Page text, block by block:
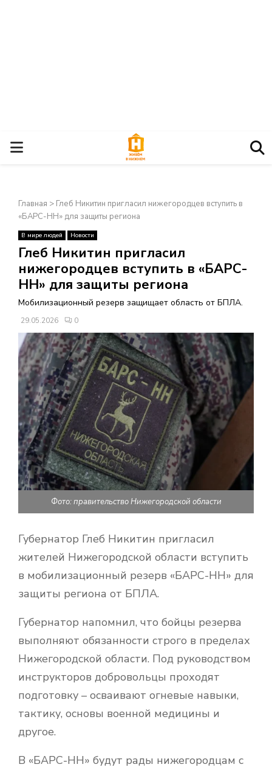
О
Н
О
В
Н
О
Е
М
Е
Н
Ю
Главная > Глеб Никитин пригласил нижегородцев вступить в
«БАРС-НН» для защиты региона
В мире людей Новости
Глеб Никитин пригласил
нижегородцев вступить в «БАРС-
НН» для защиты региона
Мобилизационный резерв защищает область от БПЛА.
29.05.2026 0
Фото: правительство Нижегородской области
Губернатор Глеб Никитин пригласил
жителей Нижегородской области вступить
в мобилизационный резерв «БАРС-НН» для
защиты региона от БПЛА.
Губернатор напомнил, что бойцы резерва
выполняют обязанности строго в пределах
Нижегородской области. Под руководством
инструкторов добровольцы проходят
подготовку – осваивают огневые навыки,
тактику, основы военной медицины и
другое.
В «БАРС-НН» будут рады нижегородцам с